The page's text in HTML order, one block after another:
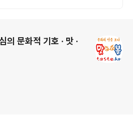
문화적 기호 · 맛 ·